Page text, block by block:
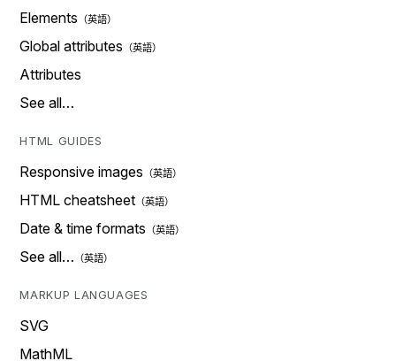
Elements
Global attributes
Attributes
See all…
HTML GUIDES
Responsive images
HTML cheatsheet
Date & time formats
See all…
MARKUP LANGUAGES
SVG
MathML